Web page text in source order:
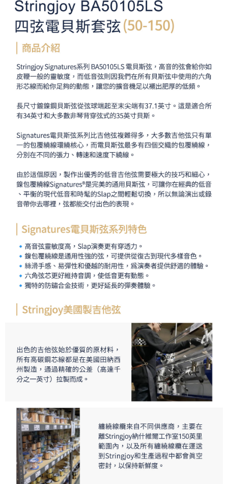
「AFTEE先享後付」，若未經同意申辦者引起之損失，本公司不負相關責
任。
４．使用「AFTEE先享後付」時，將依據個別帳號之用戶狀況，依本公司即
時審查核予不同之上限額度；若仍有額度不足之情形，本公司將視審查結果
５．嚴禁一人註冊多個帳號或使用他人資訊註冊。若發現惡意使用之情形，